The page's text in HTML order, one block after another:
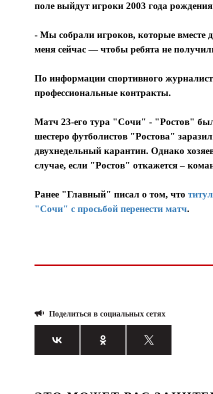
поле выйдут игроки 2003 года
- Мы собрали игроков, которые вместе
меня сейчас — чтобы ребята не
По информации спортивного
профессиональные контракты.
Матч 23-его тура "Сочи" - "Ростов"
шестеро футболистов "Ростова"
двухнедельный карантин. Однако
случае, если "Ростов" откажется –
Ранее "Главный" писал о том, что
"Сочи" с просьбой перенести матч.
Поделиться в социальных сетях